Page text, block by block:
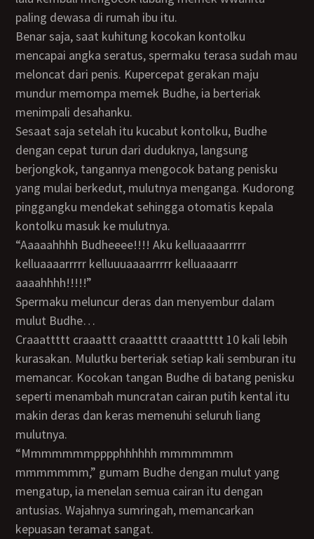
paling dewasa di rumah ibu itu.
Benar saja, saat kuhitung kocokan kontolku
mencapai angka seratus, spermaku terasa sudah mau
meloncat dari penis. Kupercepat gerakan maju
mundur memompa memek Budhe, ia berteriak
menimpali desahanku.
Sesaat saja setelah itu kucabut kontolku, Budhe
dengan cepat turun dari duduknya, langsung
berjongkok, tangannya mengocok batang penisku
yang mulai berkedut, mulutnya menganga. Kudorong
pinggangku mendekat sehingga otomatis kepala
kontolku masuk ke mulutnya.
“Aaaaahhhh Budheeee!!!! Aku kelluaaaarrrrr
kelluaaaarrrrr kelluuuaaaarrrrr kelluaaaarrr
aaaahhhh!!!!!”
Spermaku meluncur deras dan menyembur dalam
mulut Budhe…
Craaattttt craaattt craaatttt craaattttt 10 kali lebih
kurasakan. Mulutku berteriak setiap kali semburan itu
memancar. Kocokan tangan Budhe di batang penisku
seperti menambah muncratan cairan putih kental itu
makin deras dan keras memenuhi seluruh liang
mulutnya.
“Mmmmmmmpppphhhhhh mmmmmmm
mmmmmmm,” gumam Budhe dengan mulut yang
mengatup, ia menelan semua cairan itu dengan
antusias. Wajahnya sumringah, memancarkan
kepuasan teramat sangat.